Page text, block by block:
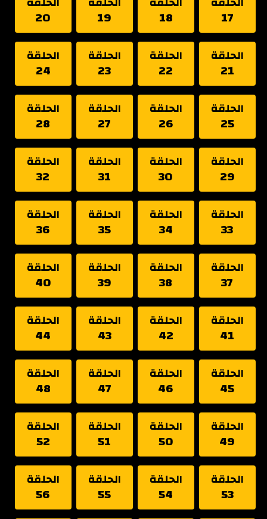
17
18
19
20
الحلقة
21
الحلقة
22
الحلقة
23
الحلقة
24
الحلقة
25
الحلقة
26
الحلقة
27
الحلقة
28
الحلقة
29
الحلقة
30
الحلقة
31
الحلقة
32
الحلقة
33
الحلقة
34
الحلقة
35
الحلقة
36
الحلقة
37
الحلقة
38
الحلقة
39
الحلقة
40
الحلقة
41
الحلقة
42
الحلقة
43
الحلقة
44
الحلقة
45
الحلقة
46
الحلقة
47
الحلقة
48
الحلقة
49
الحلقة
50
الحلقة
51
الحلقة
52
الحلقة
53
الحلقة
54
الحلقة
55
الحلقة
56